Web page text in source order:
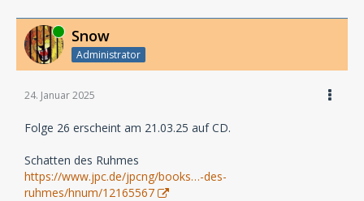
Online Snow
Administrator
24. Januar 2025
Folge 26 erscheint am 21.03.25 auf CD.
Schatten des Ruhmes
https://www.jpc.de/jpcng/books…-des-
ruhmes/hnum/12165567